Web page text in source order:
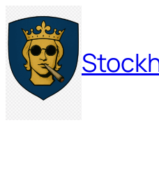
Hoppa
till
innehåll